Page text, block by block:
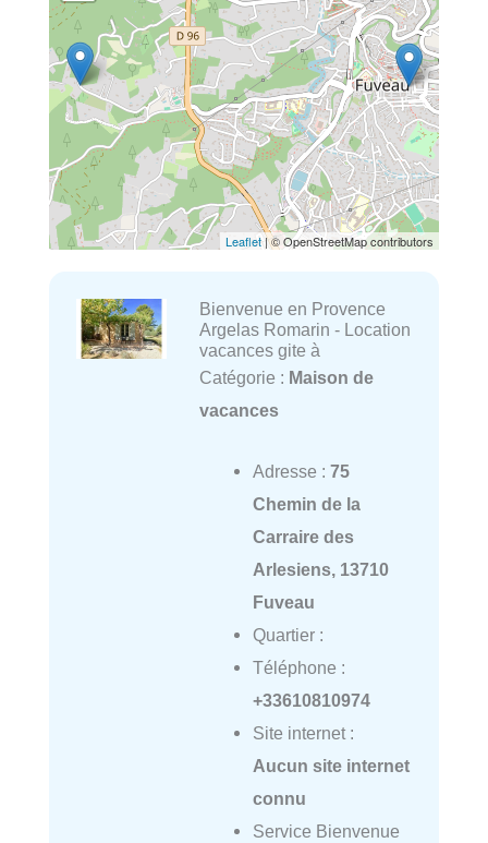
Leaflet| © OpenStreetMap contributors
Bienvenue en Provence
Argelas Romarin - Location
vacances gite à
Catégorie : Maison de
vacances
Adresse : 75
Chemin de la
Carraire des
Arlesiens, 13710
Fuveau
Quartier :
Téléphone :
+33610810974
Site internet :
Aucun site internet
connu
Service Bienvenue